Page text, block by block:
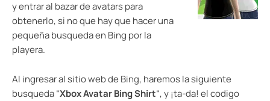
y entrar al bazar de avatars para
obtenerlo, si no que hay que hacer una
pequeña busqueda en Bing por la
playera.
Al ingresar al sitio web de Bing, haremos la siguiente
busqueda “Xbox Avatar Bing Shirt“, y ¡ta-da! el codigo